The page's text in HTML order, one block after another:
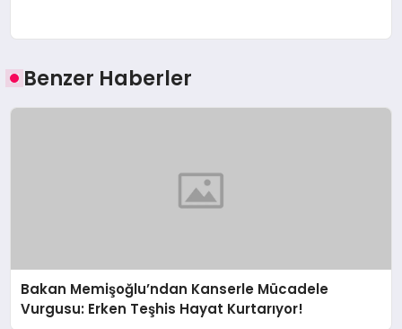
Benzer Haberler
Bakan Memişoğlu’ndan Kanserle Mücadele
Vurgusu: Erken Teşhis Hayat Kurtarıyor!